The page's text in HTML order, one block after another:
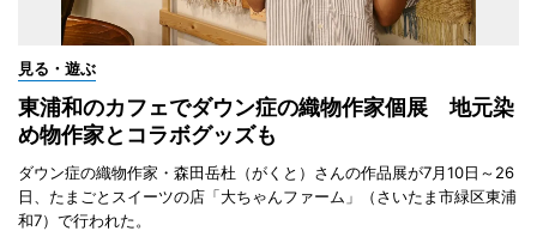
見る・遊ぶ
東浦和のカフェでダウン症の織物作家個展 地元染
め物作家とコラボグッズも
ダウン症の織物作家・森田岳杜（がくと）さんの作品展が7月10日～26
日、たまごとスイーツの店「大ちゃんファーム」（さいたま市緑区東浦
和7）で行われた。